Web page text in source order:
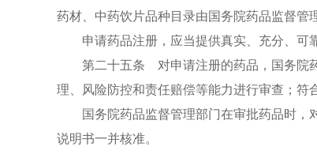
药材、中药饮片品种目录由国务院药品监督管
申请药品注册，应当提供真实、充分、可靠
第二十五条 对申请注册的药品，国务院药
理、风险防控和责任赔偿等能力进行审查；符
国务院药品监督管理部门在审批药品时，
说明书一并核准。